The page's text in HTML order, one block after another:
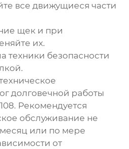
все движущиеся части
щек и при
их.
техники безопасности
долговечной работы
. Рекомендуется
обслуживание не
или по мере
от